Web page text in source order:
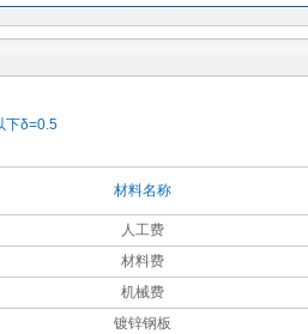
下δ=0.5
材料名称
人工费
材料费
机械费
镀锌钢板